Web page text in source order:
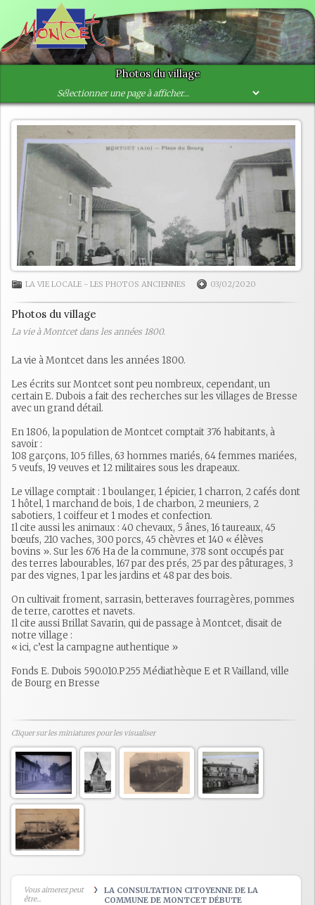
Photos du village
LA VIE LOCALE - LES PHOTOS ANCIENNES 03/02/2020
Photos du village
La vie à Montcet dans les années 1800.
La vie à Montcet dans les années 1800.
Les écrits sur Montcet sont peu nombreux, cependant, un
certain E. Dubois a fait des recherches sur les villages de Bresse
avec un grand détail.
En 1806, la population de Montcet comptait 376 habitants, à
savoir :
108 garçons, 105 filles, 63 hommes mariés, 64 femmes mariées,
5 veufs, 19 veuves et 12 militaires sous les drapeaux.
Le village comptait : 1 boulanger, 1 épicier, 1 charron, 2 cafés dont
1 hôtel, 1 marchand de bois, 1 de charbon, 2 meuniers, 2
sabotiers, 1 coiffeur et 1 modes et confection.
Il cite aussi les animaux : 40 chevaux, 5 ânes, 16 taureaux, 45
bœufs, 210 vaches, 300 porcs, 45 chèvres et 140 « élèves
bovins ». Sur les 676 Ha de la commune, 378 sont occupés par
des terres labourables, 167 par des prés, 25 par des pâturages, 3
par des vignes, 1 par les jardins et 48 par des bois.
On cultivait froment, sarrasin, betteraves fourragères, pommes
de terre, carottes et navets.
Il cite aussi Brillat Savarin, qui de passage à Montcet, disait de
notre village :
« ici, c’est la campagne authentique »
Fonds E. Dubois 590.010.P255 Médiathèque E et R Vailland, ville
de Bourg en Bresse
Cliquer sur les miniatures pour les visualiser
Vous aimerez peut
être...
LA CONSULTATION CITOYENNE DE LA
COMMUNE DE MONTCET DÉBUTE